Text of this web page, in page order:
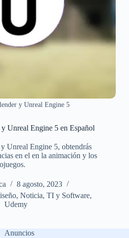
y Unreal Engine 5
Unreal Engine 5 en Español
Unreal Engine 5, obtendrás
en el en la animación y los
8 agosto, 2023
,Noticia,TI y Software,
Udemy
Anuncios